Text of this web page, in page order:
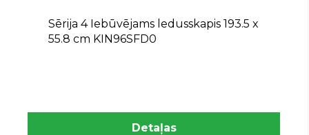
Sērija 4 Iebūvējams ledusskapis 193.5 x
55.8 cm KIN96SFD0
Detaļas